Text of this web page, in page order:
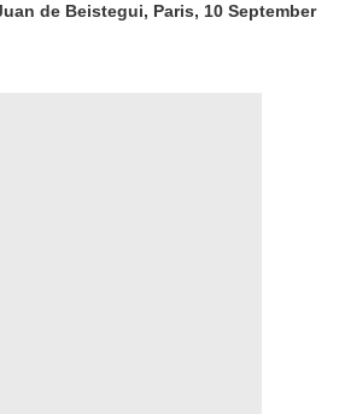
de Beistegui, Paris, 10 September